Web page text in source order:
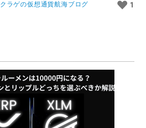
クラゲの仮想通貨航海ブログ 1